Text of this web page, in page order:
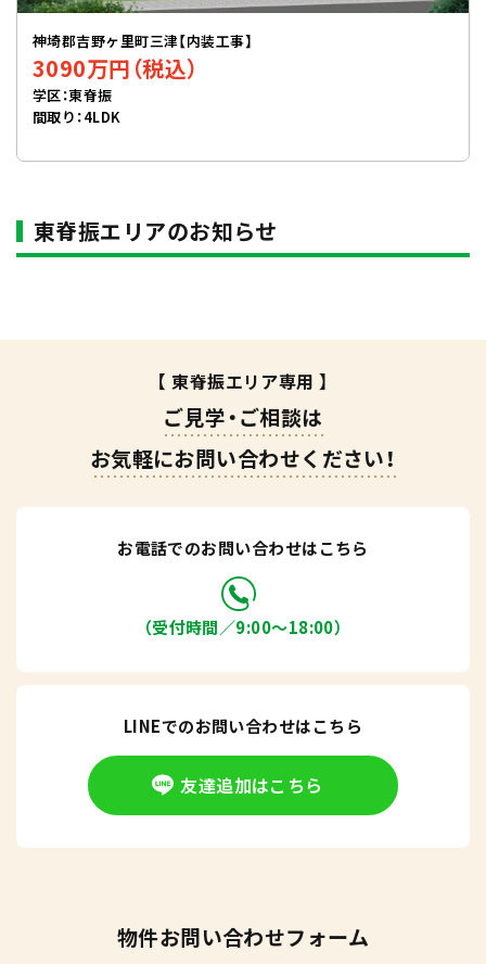
神埼郡吉野ヶ里町三津【内装工事】
3090万円（税込）
学区：東脊振
間取り：4LDK
東脊振エリアのお知らせ
【 東脊振エリア専用 】
ご見学・ご相談は
お気軽にお問い合わせください！
お電話でのお問い合わせはこちら
（受付時間／9:00〜18:00）
LINEでのお問い合わせはこちら
友達追加はこちら
物件お問い合わせフォーム